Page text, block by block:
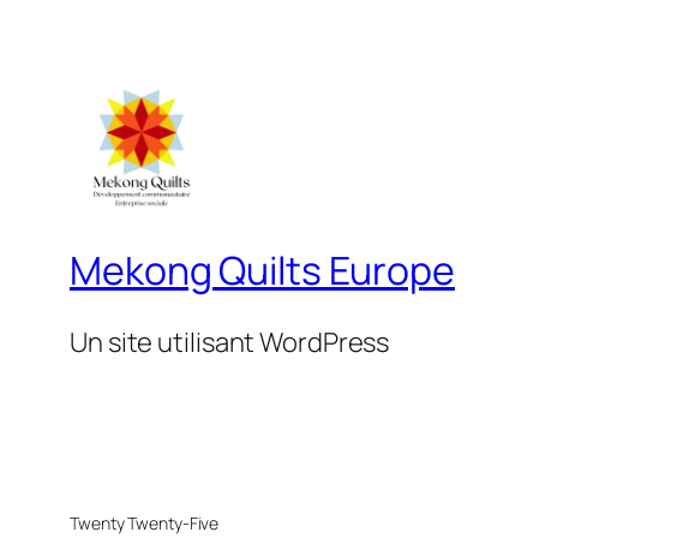
Mekong Quilts Europe
Un site utilisant WordPress
Twenty Twenty-Five